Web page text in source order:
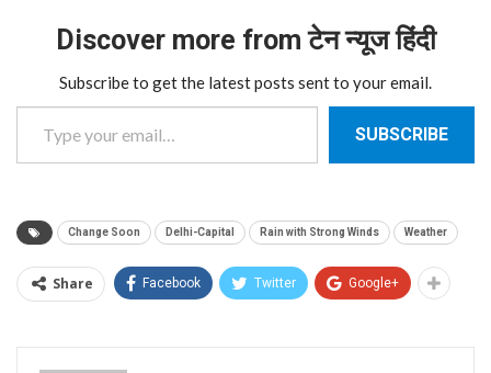
Discover more from टेन न्यूज हिंदी
Subscribe to get the latest posts sent to your email.
Type your email…
SUBSCRIBE
Change Soon Delhi-Capital Rain with Strong Winds Weather
Share Facebook Twitter Google+